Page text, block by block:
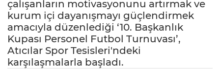
çalışanların motivasyonunu artırmak ve
kurum içi dayanışmayı güçlendirmek
amacıyla düzenlediği ‘10. Başkanlık
Kupası Personel Futbol Turnuvası’,
Atıcılar Spor Tesisleri'ndeki
karşılaşmalarla başladı.